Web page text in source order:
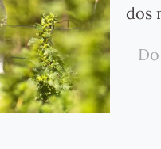
dos